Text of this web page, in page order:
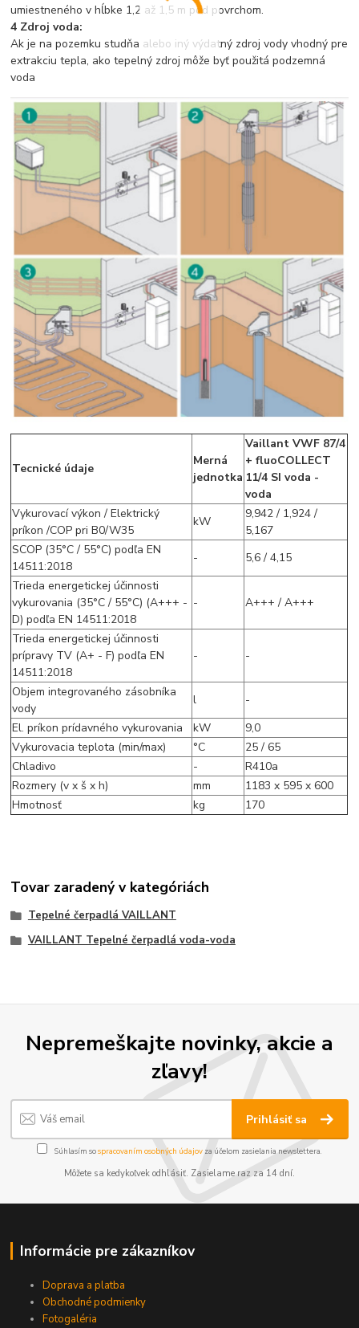
umiestneného v hĺbke 1,2 až 1,5 m pod povrchom.
4 Zdroj voda:
Ak je na pozemku studňa alebo iný výdatný zdroj vody vhodný pre
extrakciu tepla, ako tepelný zdroj môže byť použitá podzemná
voda
Tecnické údaje
Merná
jednotka
Vaillant VWF 87/4
+ fluoCOLLECT
11/4 SI voda -
voda
Vykurovací výkon / Elektrický
príkon /COP pri B0/W35
kW
9,942 / 1,924 /
5,167
SCOP (35°C / 55°C) podľa EN
14511:2018
-
5,6 / 4,15
Trieda energetickej účinnosti
vykurovania (35°C / 55°C) (A+++ -
D) podľa EN 14511:2018
- A+++ / A+++
Trieda energetickej účinnosti
prípravy TV (A+ - F) podľa EN
14511:2018
- -
Objem integrovaného zásobníka
vody
l
-
El. príkon prídavného vykurovania
kW
9,0
Vykurovacia teplota (min/max)
°C
25 / 65
Chladivo
-
R410a
Rozmery (v x š x h)
mm
1183 x 595 x 600
Hmotnosť
kg 170
Tovar zaradený v kategóriách
Tepelné čerpadlá VAILLANT
VAILLANT Tepelné čerpadlá voda-voda
Nepremeškajte novinky, akcie a
zľavy!
Prihlásiť sa
Súhlasím sospracovaním osobných údajov za účelom zasielania newslettera.
Môžete sa kedykoľvek odhlásiť. Zasielame raz za 14 dní.
Informácie pre zákazníkov
Doprava a platba
Obchodné podmienky
Fotogaléria